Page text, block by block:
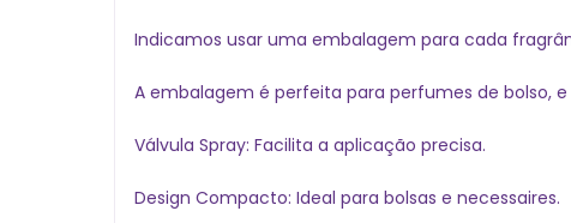
Indicamos usar uma embalagem para cada
A embalagem é perfeita para perfumes de bolso,
Válvula Spray: Facilita a aplicação precisa.
Design Compacto: Ideal para bolsas e necessaires.